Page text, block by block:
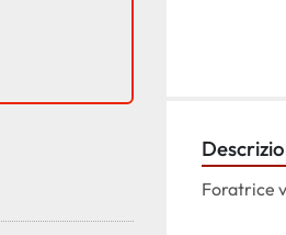
Foratrice